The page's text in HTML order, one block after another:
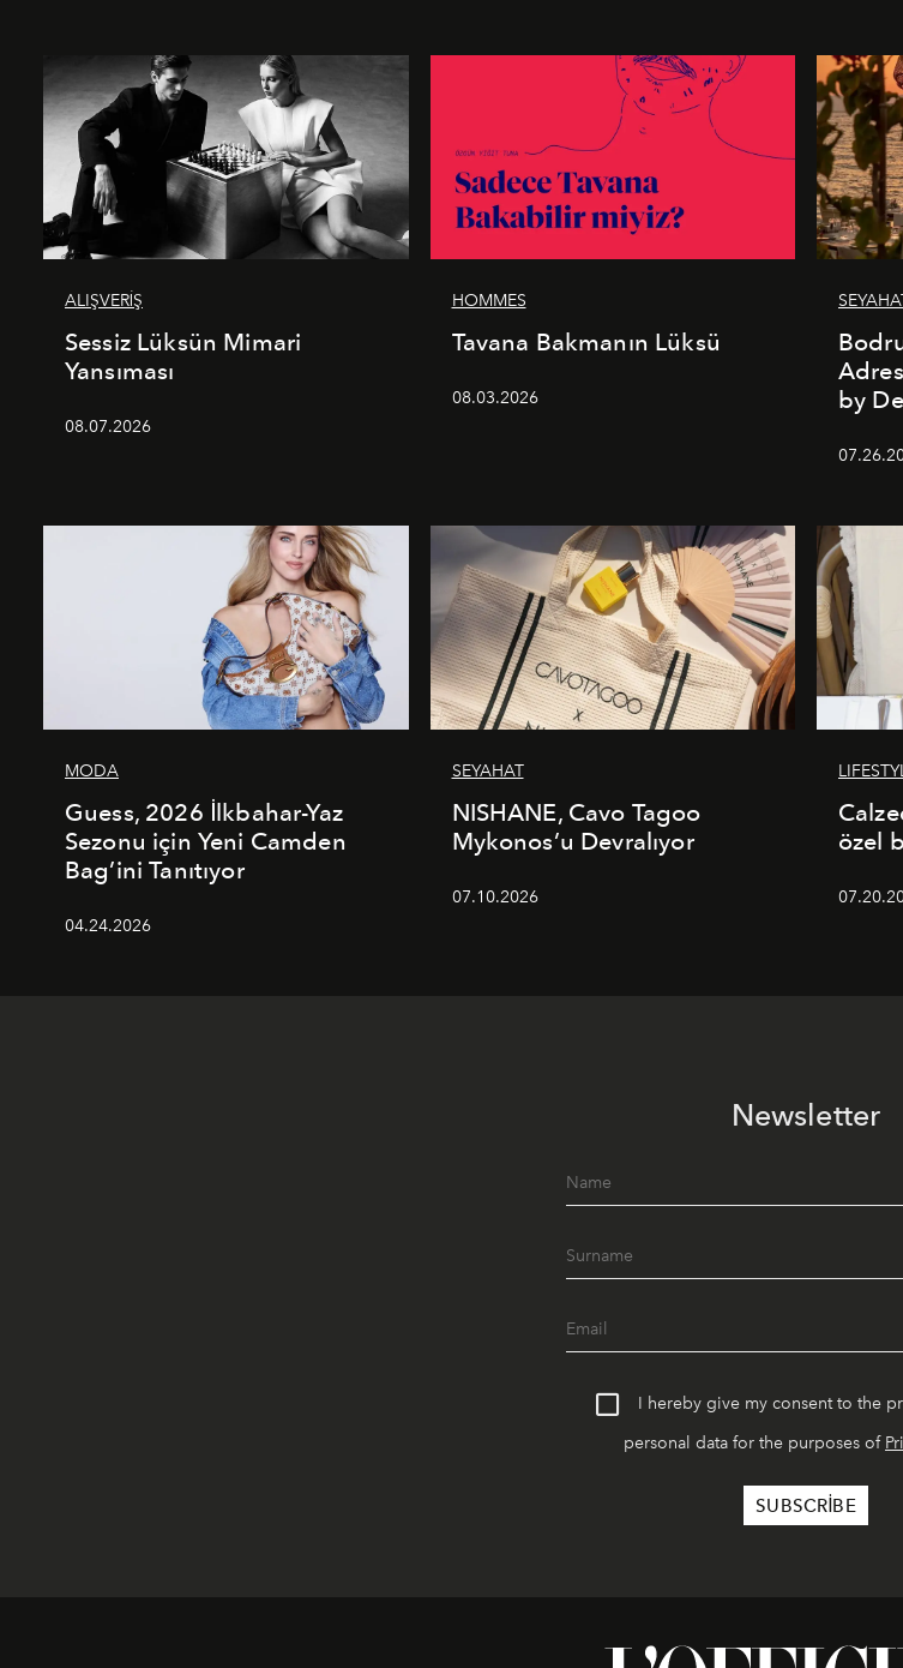
ALIŞVERİŞ
Sessiz Lüksün Mimari
Yansıması
08.07.2026
HOMMES
Tavana Bakmanın Lüksü
08.03.2026
by
MODA
Guess, 2026 İlkbahar-Yaz
Sezonu için Yeni Camden
Bag’ini Tanıtıyor
04.24.2026
SEYAHAT
NISHANE, Cavo Tagoo
Mykonos’u Devralıyor
07.10.2026
özel
Newsletter
I hereby give my consent to the
personal data for the purposes of